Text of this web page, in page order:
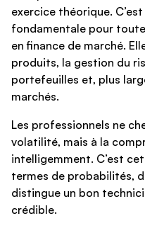
exercice théorique.
fondamentale pour
en finance de marché.
produits, la gestion du
portefeuilles et, plus
marchés.
Les professionnels ne
volatilité, mais à la
intelligemment. C’est
termes de probabilités,
distingue un bon
crédible.